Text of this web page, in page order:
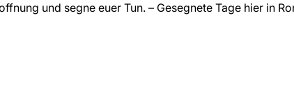
und segne euer Tun. – Gesegnete Tage hier in